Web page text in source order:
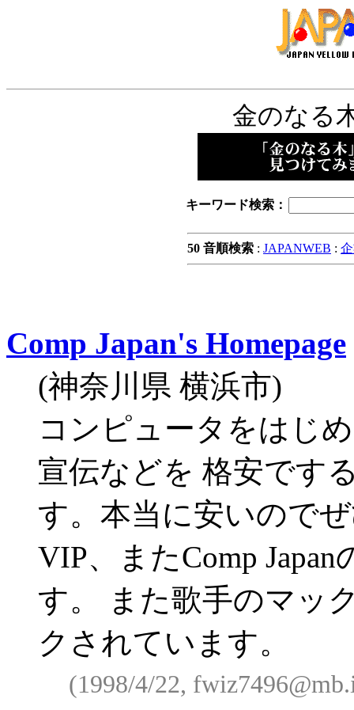
金のなる
キーワード検索：
50 音順検索 : JAPANWEB :
Comp Japan's Homepage
(神奈川県 横浜市)
コンピュータをはじ
宣伝などを 格安です
す。本当に安いので
VIP、またComp
す。 また歌手のマッ
クされています。
(1998/4/22,